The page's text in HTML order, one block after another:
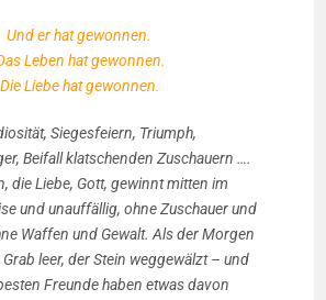
Und er hat gewonnen.
Leben hat gewonnen.
Die Liebe hat gewonnen.
Siegesfeiern, Triumph,
Beifall klatschenden Zuschauern ….
die Liebe, Gott, gewinnt mitten im
und unauffällig, ohne Zuschauer und
Waffen und Gewalt. Als der Morgen
leer, der Stein weggewälzt – und
Freunde haben etwas davon